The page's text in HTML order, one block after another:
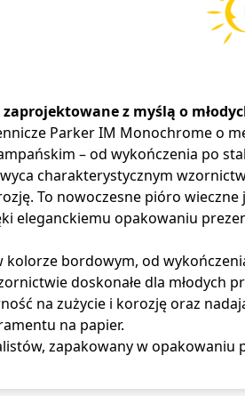
z myślą o
Parker IM Monochrome o
– od wykończenia po
charakterystycznym
To nowoczesne pióro
eleganckiemu opakowaniu
bordowym, od
doskonałe dla młodych
na zużycie i korozję oraz
na papier.
zapakowany w